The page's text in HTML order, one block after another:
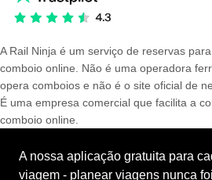
A Rail Ninja é um serviço de reservas
comboio online. Não é uma operadora
opera comboios e não é o site oficial de
É uma empresa comercial que facilita a
comboio online.
A nossa aplicação gratuita para
viagem - planear viagens nunca